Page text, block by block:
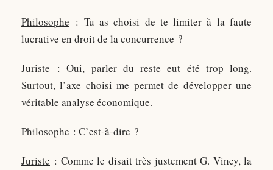
Philosophe : Tu as choisi de te limiter à la faute
lucrative en droit de la concurrence ?
Juriste : Oui, parler du reste eut été trop long.
Surtout, l’axe choisi me permet de développer une
véritable analyse économique.
Philosophe : C’est-à-dire ?
Juriste : Comme le disait très justement G. Viney, la